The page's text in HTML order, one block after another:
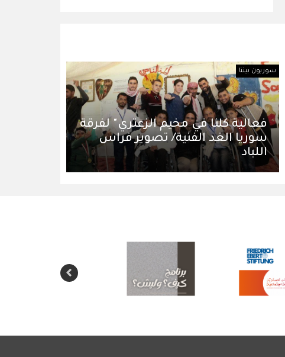
سوريون بيننا
فعالية كلنا في مخيم الزعتري" لفرقة
سوريا الغد الفنية/ تصوير فراس
اللباد